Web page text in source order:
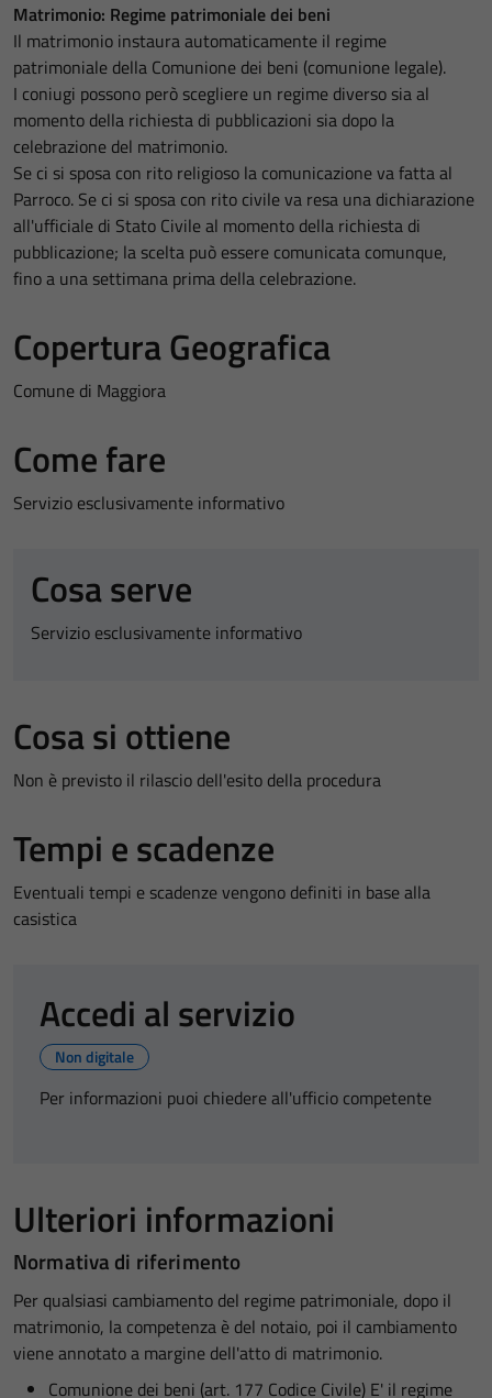
Matrimonio: Regime patrimoniale dei beni
Il matrimonio instaura automaticamente il regime
patrimoniale della Comunione dei beni (comunione legale).
I coniugi possono però scegliere un regime diverso sia al
momento della richiesta di pubblicazioni sia dopo la
celebrazione del matrimonio.
Se ci si sposa con rito religioso la comunicazione va fatta al
Parroco. Se ci si sposa con rito civile va resa una dichiarazione
all'ufficiale di Stato Civile al momento della richiesta di
pubblicazione; la scelta può essere comunicata comunque,
fino a una settimana prima della celebrazione.
Copertura Geografica
Comune di Maggiora
Come fare
Servizio esclusivamente informativo
Cosa serve
Servizio esclusivamente informativo
Cosa si ottiene
Non è previsto il rilascio dell'esito della procedura
Tempi e scadenze
Eventuali tempi e scadenze vengono definiti in base alla
casistica
Accedi al servizio
Non digitale
Per informazioni puoi chiedere all'ufficio competente
Ulteriori informazioni
Normativa di riferimento
Per qualsiasi cambiamento del regime patrimoniale, dopo il
matrimonio, la competenza è del notaio, poi il cambiamento
viene annotato a margine dell'atto di matrimonio.
Comunione dei beni (art. 177 Codice Civile) E' il regime